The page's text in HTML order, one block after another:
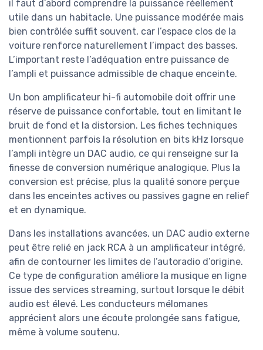
il faut d’abord comprendre la puissance réellement
utile dans un habitacle. Une puissance modérée mais
bien contrôlée suffit souvent, car l’espace clos de la
voiture renforce naturellement l’impact des basses.
L’important reste l’adéquation entre puissance de
l’ampli et puissance admissible de chaque enceinte.
Un bon amplificateur hi-fi automobile doit offrir une
réserve de puissance confortable, tout en limitant le
bruit de fond et la distorsion. Les fiches techniques
mentionnent parfois la résolution en bits kHz lorsque
l’ampli intègre un DAC audio, ce qui renseigne sur la
finesse de conversion numérique analogique. Plus la
conversion est précise, plus la qualité sonore perçue
dans les enceintes actives ou passives gagne en relief
et en dynamique.
Dans les installations avancées, un DAC audio externe
peut être relié en jack RCA à un amplificateur intégré,
afin de contourner les limites de l’autoradio d’origine.
Ce type de configuration améliore la musique en ligne
issue des services streaming, surtout lorsque le débit
audio est élevé. Les conducteurs mélomanes
apprécient alors une écoute prolongée sans fatigue,
même à volume soutenu.